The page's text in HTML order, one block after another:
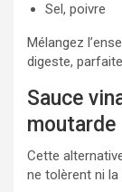
Sel, poivre
Mélangez
digeste,
Sauce
moutarde
Cette
ne tolèrent ni la